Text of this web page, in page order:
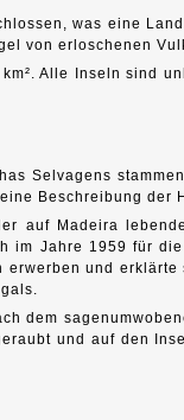
was eine
von erloschenen
Alle Inseln sind
Selvagens
Beschreibung der
auf Madeira
im Jahre 1959 für
und
dem
und auf den